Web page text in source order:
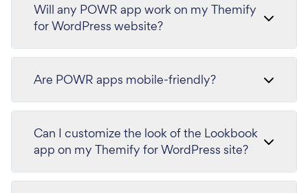
Will any POWR app work on my Themify
for WordPress website?
Are POWR apps mobile-friendly?
Can I customize the look of the Lookbook
app on my Themify for WordPress site?